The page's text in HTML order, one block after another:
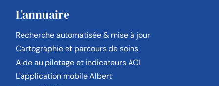
L'annuaire
Recherche automatisée & mise à jour
Cartographie et parcours de soins
Aide au pilotage et indicateurs ACI
L'application mobile Albert